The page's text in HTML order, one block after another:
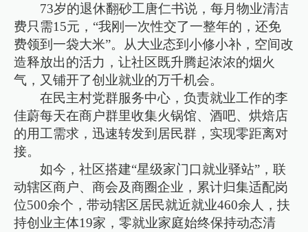
73岁的退休翻砂工唐仁书说，每月物业清洁
费只需15元，“我刚一次性交了一整年的，还免
费领到一袋大米”。从大业态到小修小补，空间改
造释放出的活力，让社区既升腾起浓浓的烟火
气，又铺开了创业就业的万千机会。
在民主村党群服务中心，负责就业工作的李
佳蔚每天在商户群里收集火锅馆、酒吧、烘焙店
的用工需求，迅速转发到居民群，实现零距离对
接。
如今，社区搭建“星级家门口就业驿站”，联
动辖区商户、商会及商圈企业，累计归集适配岗
位500余个，带动辖区居民就近就业460余人，扶
持创业主体19家，零就业家庭始终保持动态清